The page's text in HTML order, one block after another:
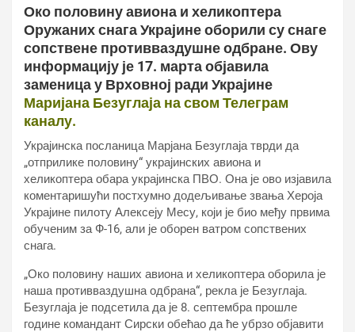
Око половину авиона и хеликоптера
Оружаних снага Украјине оборили су снаге
сопствене противваздушне одбране. Ову
информацију је 17. марта објавила
заменица у Врховној ради Украјине
Маријана Безуглаја на свом Телеграм
каналу.
Украјинска посланица Марјана Безуглаја тврди да
„отприлике половину“ украјинских авиона и
хеликоптера обара украјинска ПВО. Она је ово изјавила
коментаришући постхумно додељивање звања Хероја
Украјине пилоту Алексеју Месу, који је био међу првима
обученим за Ф-16, али је оборен ватром сопствених
снага.
„Око половину наших авиона и хеликоптера оборила је
наша противваздушна одбрана“, рекла је Безуглаја.
Безуглаја је подсетила да је 8. септембра прошле
године командант Сирски обећао да ће убрзо објавити